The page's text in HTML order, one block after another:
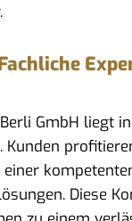
GmbH liegt
Kunden
Diese